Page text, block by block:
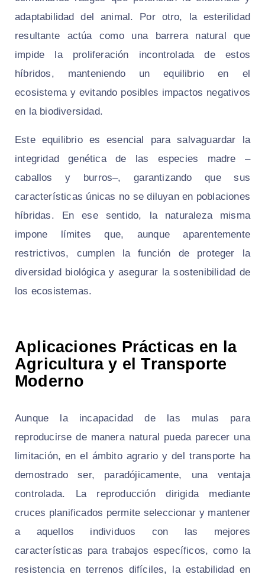
adaptabilidad del animal. Por otro, la esterilidad
resultante actúa como una barrera natural que
impide la proliferación incontrolada de estos
híbridos, manteniendo un equilibrio en el
ecosistema y evitando posibles impactos negativos
en la biodiversidad.
Este equilibrio es esencial para salvaguardar la
integridad genética de las especies madre –
caballos y burros–, garantizando que sus
características únicas no se diluyan en poblaciones
híbridas. En ese sentido, la naturaleza misma
impone límites que, aunque aparentemente
restrictivos, cumplen la función de proteger la
diversidad biológica y asegurar la sostenibilidad de
los ecosistemas.
Aplicaciones Prácticas en la
Agricultura y el Transporte
Moderno
Aunque la incapacidad de las mulas para
reproducirse de manera natural pueda parecer una
limitación, en el ámbito agrario y del transporte ha
demostrado ser, paradójicamente, una ventaja
controlada. La reproducción dirigida mediante
cruces planificados permite seleccionar y mantener
a aquellos individuos con las mejores
características para trabajos específicos, como la
resistencia en terrenos difíciles, la estabilidad en